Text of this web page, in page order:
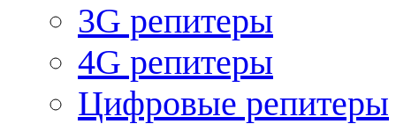
3G репитеры
4G репитеры
Цифровые репитеры